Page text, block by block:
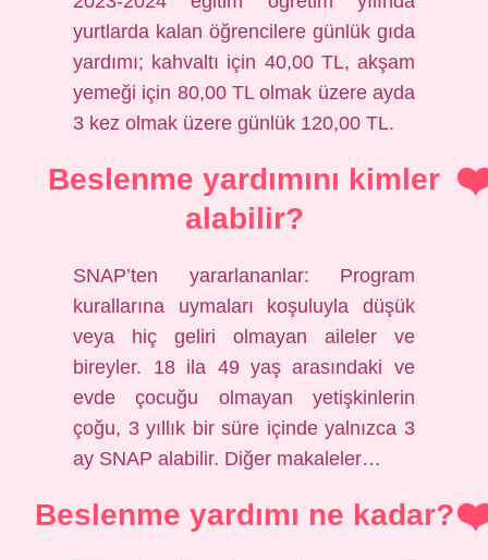
yurtlarda kalan öğrencilere günlük gıda
yardımı; kahvaltı için 40,00 TL, akşam
yemeği için 80,00 TL olmak üzere ayda
3 kez olmak üzere günlük 120,00 TL.
Beslenme yardımını kimler
alabilir?
SNAP’ten yararlananlar: Program
kurallarına uymaları koşuluyla düşük
veya hiç geliri olmayan aileler ve
bireyler. 18 ila 49 yaş arasındaki ve
evde çocuğu olmayan yetişkinlerin
çoğu, 3 yıllık bir süre içinde yalnızca 3
ay SNAP alabilir. Diğer makaleler…
Beslenme yardımı ne kadar?